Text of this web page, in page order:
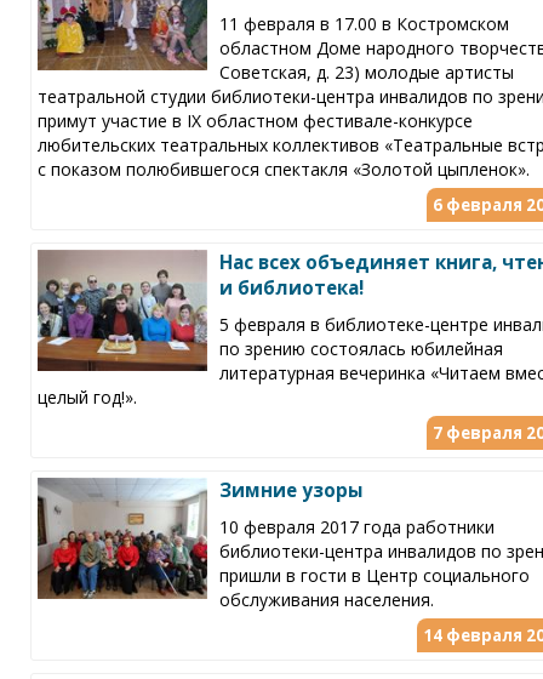
11 февраля в 17.00 в Костромском
областном Доме народного
Советская, д. 23) молодые артисты
театральной студии библиотеки-центра инвалидов по
примут участие в IX областном фестивале-конкурсе
любительских театральных коллективов «Театральные
с показом полюбившегося спектакля «Золотой цыпленок».
6 февраля
Нас всех объединяет книга,
и библиотека!
5 февраля в библиотеке-центре
по зрению состоялась юбилейная
литературная вечеринка «Читаем
целый год!».
7 февраля
Зимние узоры
10 февраля 2017 года работники
библиотеки-центра инвалидов по
пришли в гости в Центр социального
обслуживания населения.
14 февраля